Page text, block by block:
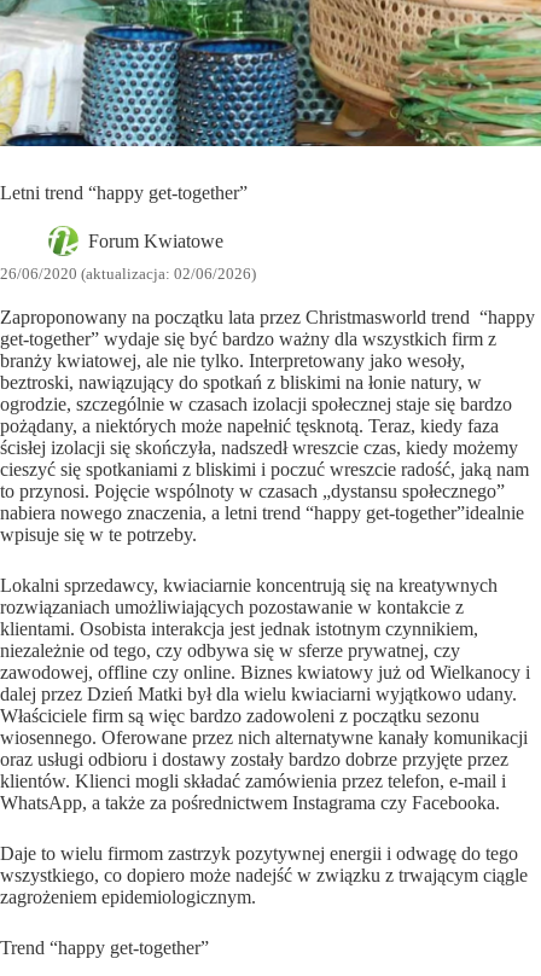
Letni trend “happy get-together”
Forum Kwiatowe
26/06/2020 (aktualizacja: 02/06/2026)
Zaproponowany na początku lata przez Christmasworld trend “happy
get-together” wydaje się być bardzo ważny dla wszystkich firm z
branży kwiatowej, ale nie tylko. Interpretowany jako wesoły,
beztroski, nawiązujący do spotkań z bliskimi na łonie natury, w
ogrodzie, szczególnie w czasach izolacji społecznej staje się bardzo
pożądany, a niektórych może napełnić tęsknotą. Teraz, kiedy faza
ścisłej izolacji się skończyła, nadszedł wreszcie czas, kiedy możemy
cieszyć się spotkaniami z bliskimi i poczuć wreszcie radość, jaką nam
to przynosi. Pojęcie wspólnoty w czasach „dystansu społecznego”
nabiera nowego znaczenia, a letni trend “happy get-together”idealnie
wpisuje się w te potrzeby.
Lokalni sprzedawcy, kwiaciarnie koncentrują się na kreatywnych
rozwiązaniach umożliwiających pozostawanie w kontakcie z
klientami. Osobista interakcja jest jednak istotnym czynnikiem,
niezależnie od tego, czy odbywa się w sferze prywatnej, czy
zawodowej, offline czy online. Biznes kwiatowy już od Wielkanocy i
dalej przez Dzień Matki był dla wielu kwiaciarni wyjątkowo udany.
Właściciele firm są więc bardzo zadowoleni z początku sezonu
wiosennego. Oferowane przez nich alternatywne kanały komunikacji
oraz usługi odbioru i dostawy zostały bardzo dobrze przyjęte przez
klientów. Klienci mogli składać zamówienia przez telefon, e-mail i
WhatsApp, a także za pośrednictwem Instagrama czy Facebooka.
Daje to wielu firmom zastrzyk pozytywnej energii i odwagę do tego
wszystkiego, co dopiero może nadejść w związku z trwającym ciągle
zagrożeniem epidemiologicznym.
Trend “happy get-together”